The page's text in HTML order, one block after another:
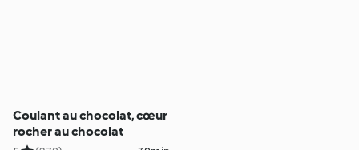
Coulant au chocolat, cœur
rocher au chocolat